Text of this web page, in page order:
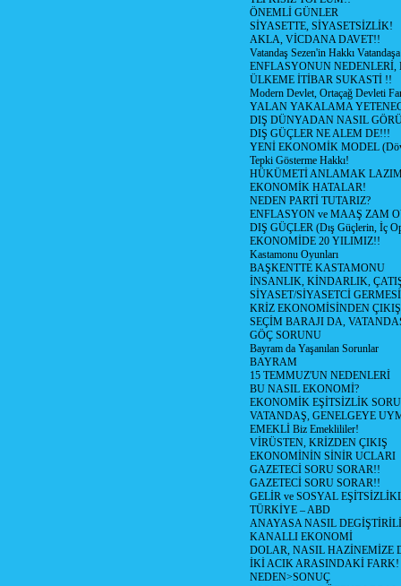
ÖNEMLİ GÜNLER
SİYASETTE, SİYASETSİZLİK!
AKLA, VİCDANA DAVET!!
Vatandaş Sezen'in Hakkı
ENFLASYONUN NEDENLERİ,
ÜLKEME İTİBAR SUKASTİ !!
Modern Devlet, Ortaçağ Devleti
YALAN YAKALAMA
DIŞ DÜNYADAN NASIL
DIŞ GÜÇLER NE ALEM DE!!!
YENİ EKONOMİK MODEL
Tepki Gösterme Hakkı!
HÜKÜMETİ ANLAMAK
EKONOMİK HATALAR!
NEDEN PARTİ TUTARIZ?
ENFLASYON ve MAAŞ ZAM
DIŞ GÜÇLER (Dış Güçlerin, İç
EKONOMİDE 20 YILIMIZ!!
Kastamonu Oyunları
BAŞKENTTE KASTAMONU
İNSANLIK, KİNDARLIK,
SİYASET/SİYASETCİ
KRİZ EKONOMİSİNDEN ÇIKIŞ
SEÇİM BARAJI DA,
GÖÇ SORUNU
Bayram da Yaşanılan Sorunlar
BAYRAM
15 TEMMUZ'UN NEDENLERİ
BU NASIL EKONOMİ?
EKONOMİK EŞİTSİZLİK
VATANDAŞ, GENELGEYE
EMEKLİ Biz Emeklililer!
VİRÜSTEN, KRİZDEN ÇIKIŞ
EKONOMİNİN SİNİR UCLARI
GAZETECİ SORU SORAR!!
GAZETECİ SORU SORAR!!
GELİR ve SOSYAL
TÜRKİYE – ABD
ANAYASA NASIL
KANALLI EKONOMİ
DOLAR, NASIL HAZİNEMİZE
İKİ ACIK ARASINDAKİ FARK!
NEDEN>SONUÇ